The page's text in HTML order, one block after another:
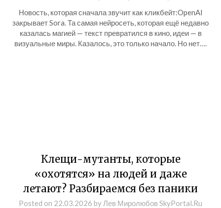
Новость, которая сначала звучит как кликбейт:OpenAI
закрывает Sora. Та самая нейросеть, которая ещё недавно
казалась магией — текст превратился в кино, идеи — в
визуальные миры. Казалось, это только начало. Но нет….
Клещи-мутанты, которые
«охотятся» на людей и даже
летают? Разбираемся без паники
Posted on 22.03.2026 by Лев Миролюбов SkyPortal.Ru